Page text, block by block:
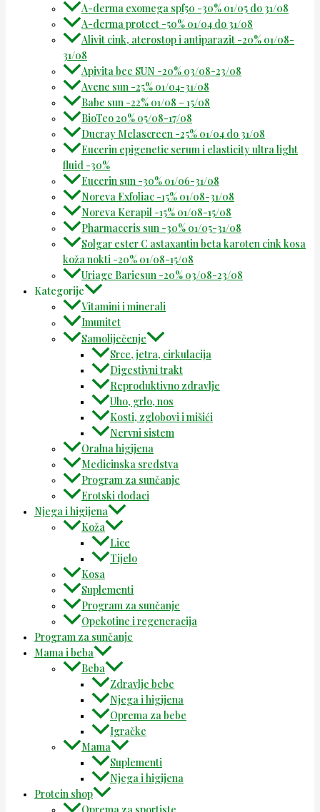
A-derma exomega spf50 -30% 01/05 do 31/08
A-derma protect -50% 01/04 do 31/08
Alivit cink, aterostop i antiparazit -20% 01/08-
31/08
Apivita bee SUN -20% 03/08-23/08
Avene sun -25% 01/04-31/08
Babe sun -22% 01/08 – 15/08
BioTeo 20% 05/08-17/08
Ducray Melascreen -25% 01/04 do 31/08
Eucerin epigenetic serum i elasticity ultra light
fluid -30%
Eucerin sun -30% 01/06-31/08
Noreva Exfoliac -15% 01/08-31/08
Noreva Kerapil -15% 01/08-15/08
Pharmaceris sun -30% 01/05-31/08
Solgar ester C astaxantin beta karoten cink kosa
koža nokti -20% 01/08-15/08
Uriage Bariesun -20% 03/08-23/08
Kategorije
Vitamini i minerali
Imunitet
Samoliječenje
Srce, jetra, cirkulacija
Digestivni trakt
Reproduktivno zdravlje
Uho, grlo, nos
Kosti, zglobovi i mišići
Nervni sistem
Oralna higijena
Medicinska sredstva
Program za sunčanje
Erotski dodaci
Njega i higijena
Koža
Lice
Tijelo
Kosa
Suplementi
Program za sunčanje
Opekotine i regeneracija
Program za sunčanje
Mama i beba
Beba
Zdravlje bebe
Njega i higijena
Oprema za bebe
Igračke
Mama
Suplementi
Njega i higijena
Protein shop